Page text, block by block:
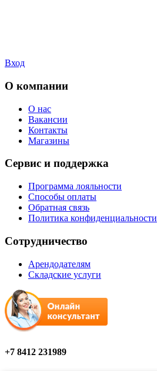
Вход
О компании
О нас
Вакансии
Контакты
Магазины
Сервис и поддержка
Программа лояльности
Способы оплаты
Обратная связь
Политика конфиденциальности
Сотрудничество
Арендодателям
Складские услуги
+7 8412 231989